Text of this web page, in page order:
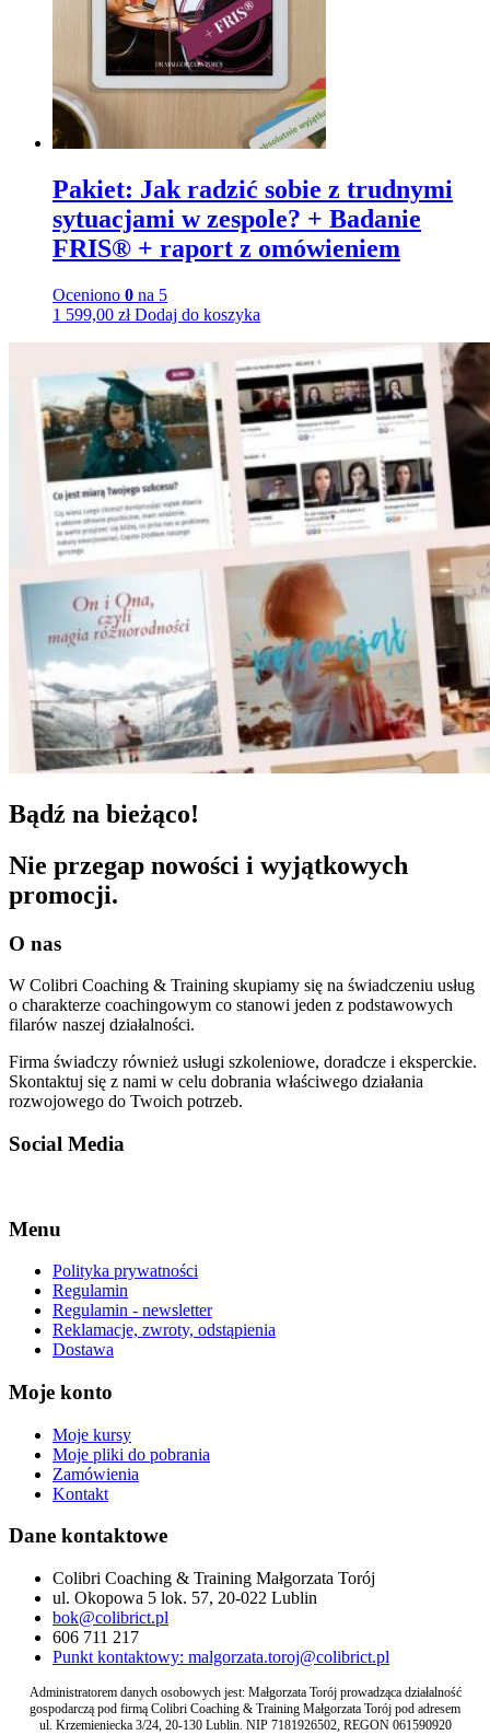
Pakiet: Jak radzić sobie z trudnymi
sytuacjami w zespole? + Badanie
FRIS® + raport z omówieniem
Oceniono 0 na 5
1 599,00 zł Dodaj do koszyka
Bądź na bieżąco!
Nie przegap nowości i wyjątkowych
promocji.
O nas
W Colibri Coaching & Training skupiamy się na świadczeniu usług
o charakterze coachingowym co stanowi jeden z podstawowych
filarów naszej działalności.
Firma świadczy również usługi szkoleniowe, doradcze i eksperckie.
Skontaktuj się z nami w celu dobrania właściwego działania
rozwojowego do Twoich potrzeb.
Social Media
Menu
Polityka prywatności
Regulamin
Regulamin - newsletter
Reklamacje, zwroty, odstąpienia
Dostawa
Moje konto
Moje kursy
Moje pliki do pobrania
Zamówienia
Kontakt
Dane kontaktowe
Colibri Coaching & Training Małgorzata Torój
ul. Okopowa 5 lok. 57, 20-022 Lublin
bok@colibrict.pl
606 711 217
Punkt kontaktowy: malgorzata.toroj@colibrict.pl
Administratorem danych osobowych jest: Małgorzata Torój prowadząca działalność
gospodarczą pod firmą Colibri Coaching & Training Małgorzata Torój pod adresem
ul. Krzemieniecka 3/24, 20-130 Lublin. NIP 7181926502, REGON 061590920